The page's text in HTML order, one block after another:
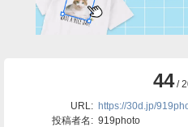
44/
URL: https://30d.jp/
投稿者名: 919photo